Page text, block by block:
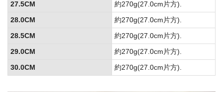
27.5CM
約270g(27.0cm片方).
28.0CM
約270g(27.0cm片方).
28.5CM
約270g(27.0cm片方).
29.0CM
約270g(27.0cm片方).
30.0CM
約270g(27.0cm片方).